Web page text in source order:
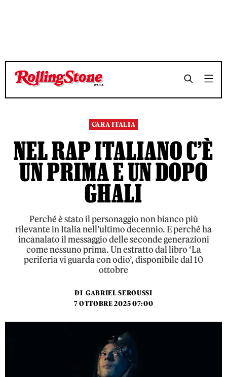
TEMPO DI LETTURA 8 MINUTI SHARE
TEMPO DI LETTURA 8 MINUTI SHARE
CARA ITALIA
NEL RAP ITALIANO C’È
UN PRIMA E UN DOPO
GHALI
Perché è stato il personaggio non bianco più
rilevante in Italia nell’ultimo decennio. E perché ha
incanalato il messaggio delle seconde generazioni
come nessuno prima. Un estratto dal libro ‘La
periferia vi guarda con odio’, disponibile dal 10
ottobre
DI GABRIEL SEROUSSI
7 OTTOBRE 2025 07:00